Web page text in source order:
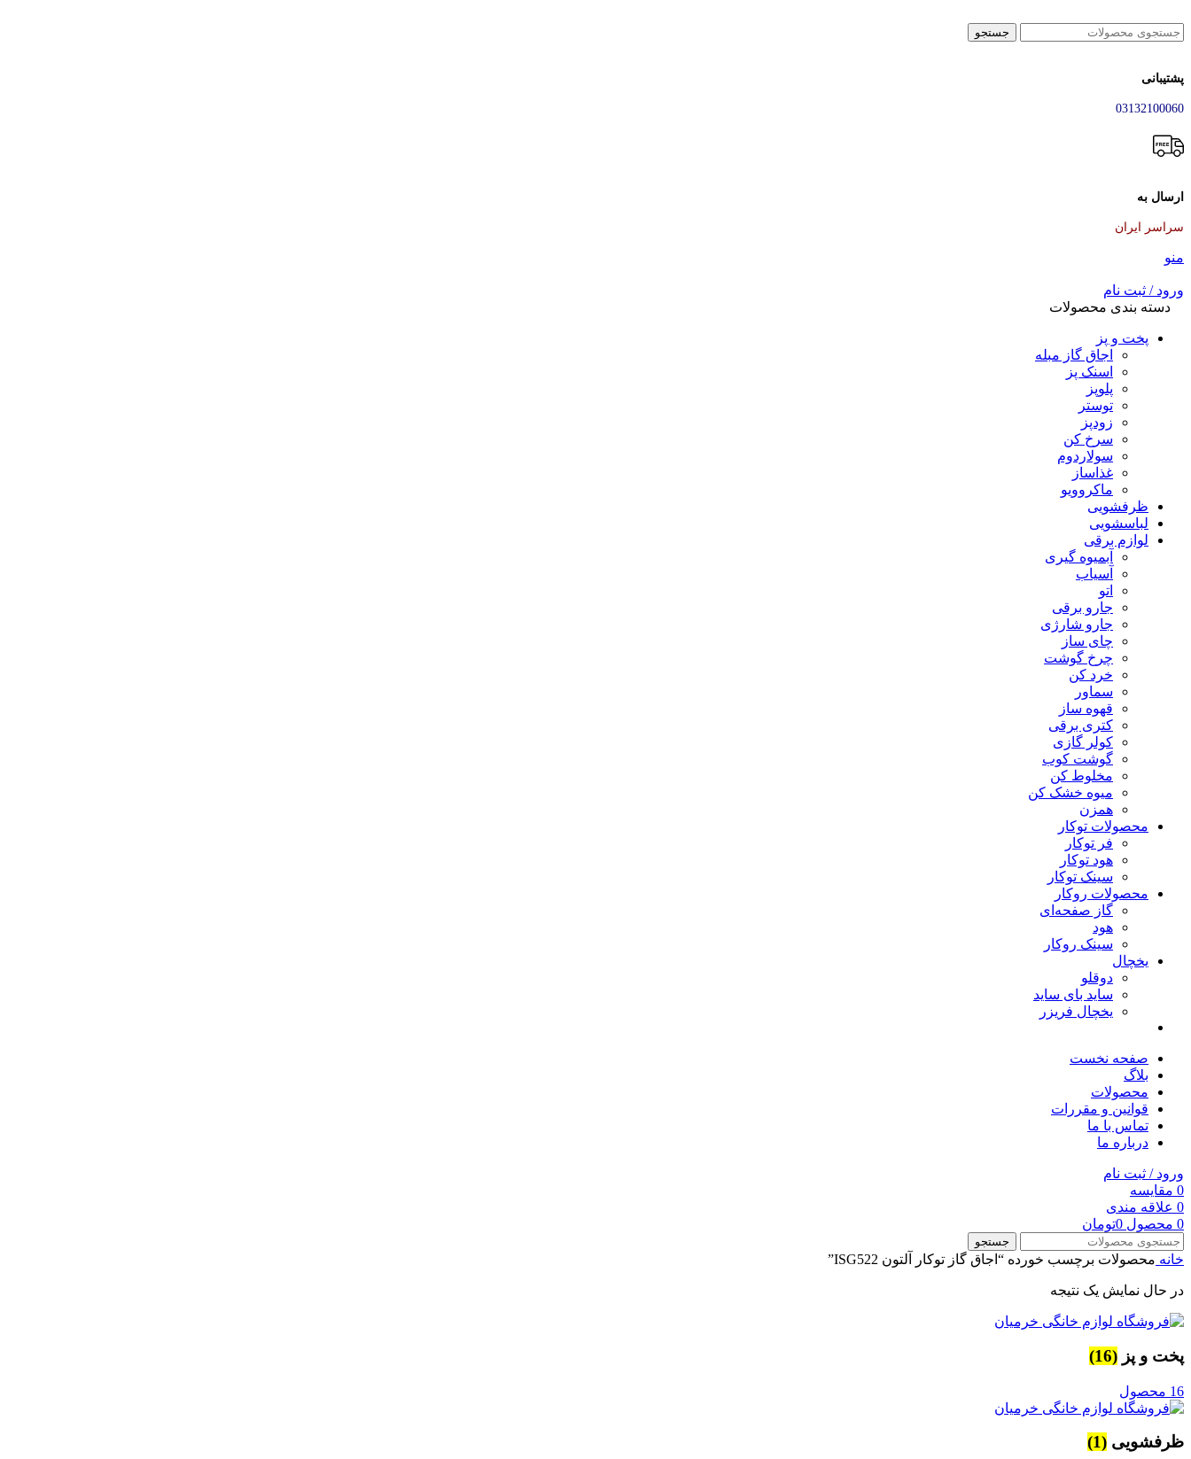
جستجو
پشتیبانی
03132100060
ارسال به
سراسر ایران
منو
ورود / ثبت نام
دسته بندی محصولات
پخت و پز
اجاق گاز مبله
اسنک پز
پلوپز
توستر
زودپز
سرخ کن
سولاردوم
غذاساز
ماکروویو
ظرفشویی
لباسشویی
لوازم برقی
آبمیوه گیری
آسیاب
اتو
جارو برقی
جارو شارژی
چای ساز
چرخ گوشت
خرد کن
سماور
قهوه ساز
کتری برقی
کولر گازی
گوشت کوب
مخلوط کن
میوه خشک کن
همزن
محصولات توکار
فر توکار
هود توکار
سینک توکار
محصولات روکار
گاز صفحه‌ای
هود
سینک روکار
یخچال
دوقلو
ساید بای ساید
یخچال فریزر
صفحه نخست
بلاگ
محصولات
قوانین و مقررات
تماس با ما
درباره ما
ورود / ثبت نام
0 مقایسه
0 علاقه مندی
0 محصول 0تومان
جستجو
خانه محصولات برچسب خورده “اجاق گاز توکار آلتون ISG522”
در حال نمایش یک نتیجه
پخت و پز (16)
16 محصول
ظرفشویی (1)